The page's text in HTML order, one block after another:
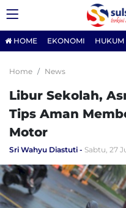
HOME EKONOMI HUKUM
Home News
Libur Sekolah,
Tips Aman
Motor
Sri Wahyu Diastuti Sabtu, 27